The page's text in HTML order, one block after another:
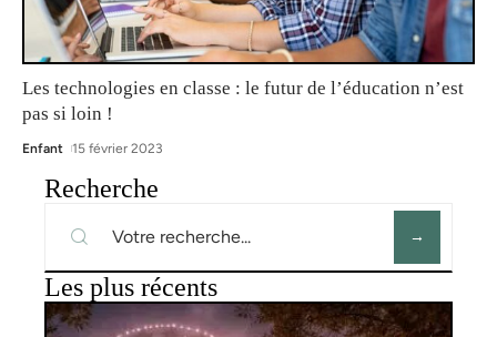
Les technologies en classe : le futur de l’éducation n’est
pas si loin !
Enfant 15 février 2023
Recherche
Les plus récents